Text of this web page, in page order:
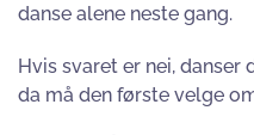
danse alene neste gang.
Hvis svaret er nei, danser
da må den første velge